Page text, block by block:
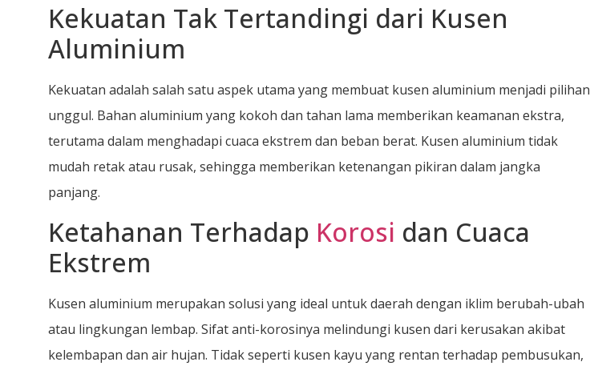
Kekuatan Tak Tertandingi dari Kusen
Aluminium
Kekuatan adalah salah satu aspek utama yang membuat kusen aluminium menjadi pilihan
unggul. Bahan aluminium yang kokoh dan tahan lama memberikan keamanan ekstra,
terutama dalam menghadapi cuaca ekstrem dan beban berat. Kusen aluminium tidak
mudah retak atau rusak, sehingga memberikan ketenangan pikiran dalam jangka
panjang.
Ketahanan Terhadap Korosi dan Cuaca
Ekstrem
Kusen aluminium merupakan solusi yang ideal untuk daerah dengan iklim berubah-ubah
atau lingkungan lembap. Sifat anti-korosinya melindungi kusen dari kerusakan akibat
kelembapan dan air hujan. Tidak seperti kusen kayu yang rentan terhadap pembusukan,